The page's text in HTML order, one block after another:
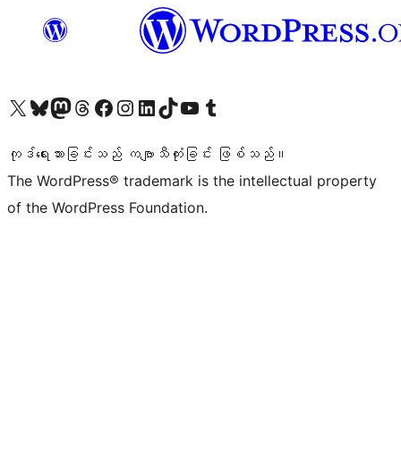
ကျွန်ုပ်တို့၏ X (ယခင် Twitter) အကောင့်သို့ သွားရောက်ကြည့်ရှုပါကျွန်ုပ်တို့၏ Bluesky အကောင့်သို့ ဝင်ရောက်ကြည့်ရှုရန်
ကျွန်ုပ်တို့၏ Mastodon အကောင့်သို့ သွားရောက်ကြည့်ရှုပါကျွန်ုပ်တို့၏ Threads အကောင့်သို့ ဝင်ရောက်ကြည့်ရှုရန်
ကျွန်ုပ်တို့၏ Facebook စာမျက်နှာသို့ သွားရောက်ကြည့်ရှုပါကျွန်ုပ်တို့၏ Instagram အကောင့်သို့ သွားရောက်ကြည့်ရှုပါ ကျွန်ုပ်တို့၏ LinkedIn အကောင့်သို့ သွားရောက်ကြည့်ရှုပါကျွန်ုပ်တို့၏ TikTok အကောင့်သို့ ဝင်ရောက်ကြည့်ရှုရန်
ကျွန်ုပ်တို့၏ YouTube ချန်နယ်သို့ သွားရောက်ကြည့်ရှုပါ ကျွန်ုပ်တို့၏ Tumblr အကောင့်သို့ ဝင်ရောက်ကြည့်ရှုရန်
ကုဒ်ရေးသားခြင်းသည် ကဗျာသီကုံးခြင်း ဖြစ်သည်။
The WordPress® trademark is the intellectual property
of the WordPress Foundation.